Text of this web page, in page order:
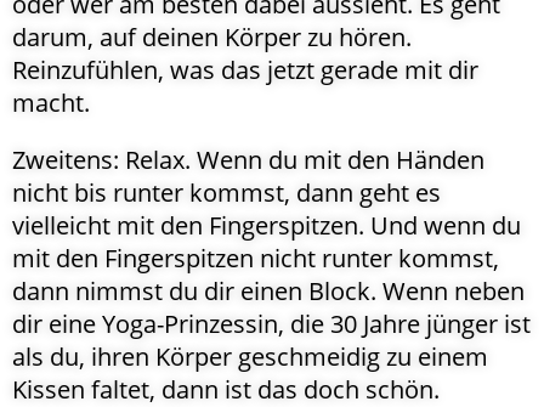
darum, auf deinen Körper zu hören.
Reinzufühlen, was das jetzt gerade mit dir
macht.
Zweitens: Relax. Wenn du mit den Händen
nicht bis runter kommst, dann geht es
vielleicht mit den Fingerspitzen. Und wenn du
mit den Fingerspitzen nicht runter kommst,
dann nimmst du dir einen Block. Wenn neben
dir eine Yoga-Prinzessin, die 30 Jahre jünger ist
als du, ihren Körper geschmeidig zu einem
Kissen faltet, dann ist das doch schön.